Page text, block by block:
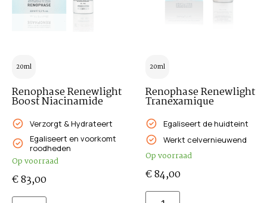
20ml
Renophase Renewlight
Boost Niacinamide
Verzorgt & Hydrateert
Egaliseert en voorkomt
roodheden
Op voorraad
€83,00
20ml
Renophase Renewlight
Tranexamique
Egaliseert de huidteint
Werkt celvernieuwend
Op voorraad
€84,00